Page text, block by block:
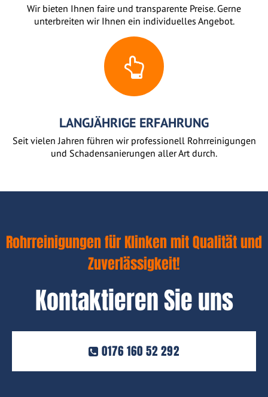
Wir bieten Ihnen faire und transparente Preise. Gerne
unterbreiten wir Ihnen ein individuelles Angebot.
LANGJÄHRIGE ERFAHRUNG
Seit vielen Jahren führen wir professionell Rohrreinigungen
und Schadensanierungen aller Art durch.
Rohrreinigungen für Klinken mit Qualität und
Zuverlässigkeit!
Kontaktieren Sie uns
0176 160 52 292